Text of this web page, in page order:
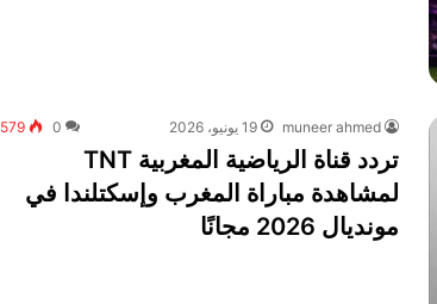
muneer ahmed 19 يونيو، 2026 0
579
تردد قناة الرياضية المغربية TNT
لمشاهدة مباراة المغرب وإسكتلندا في
مونديال 2026 مجانًا